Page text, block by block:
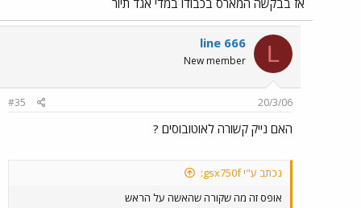
אז בבקשה המארס בכבודו במדי אגד תיור
L
line 666
New member
20/3/06
#35
האם נייק קשורה לאוטובוסים ?
נכתב ע"י gsx750f:
אופס זה מה שקורה שהאשה על הראש